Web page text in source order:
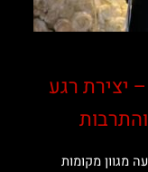
יצירת רגע
מגוון מקומות